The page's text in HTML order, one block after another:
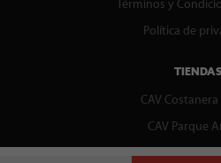
Términos y
Política de
TIENDAS
CAV
CAV Parque